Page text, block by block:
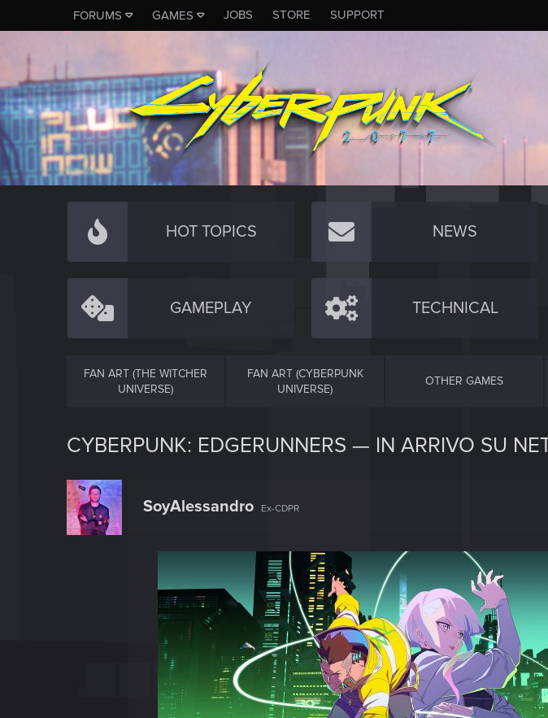
FORUMS GAMES JOBS STORE SUPPORT
HOT TOPICS NEWS
GAMEPLAY TECHNICAL
FAN ART (THE WITCHER
UNIVERSE)
FAN ART (CYBERPUNK
UNIVERSE)
OTHER GAMES
CYBERPUNK: EDGERUNNERS — IN ARRIVO SU
SoyAlessandro Ex-CDPR